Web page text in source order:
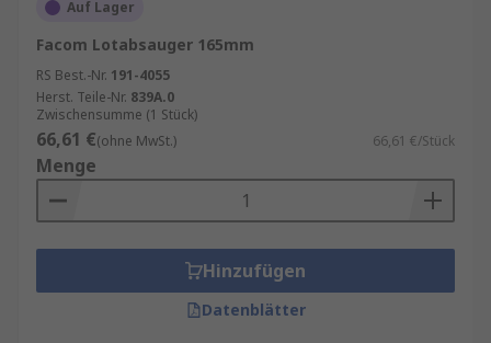
Auf Lager
Facom Lotabsauger 165mm
RS Best.-Nr. 191-4055
Herst. Teile-Nr. 839A.0
Zwischensumme (1 Stück)
66,61 €(ohne MwSt.) 66,61 €/Stück
Menge
Hinzufügen
Datenblätter